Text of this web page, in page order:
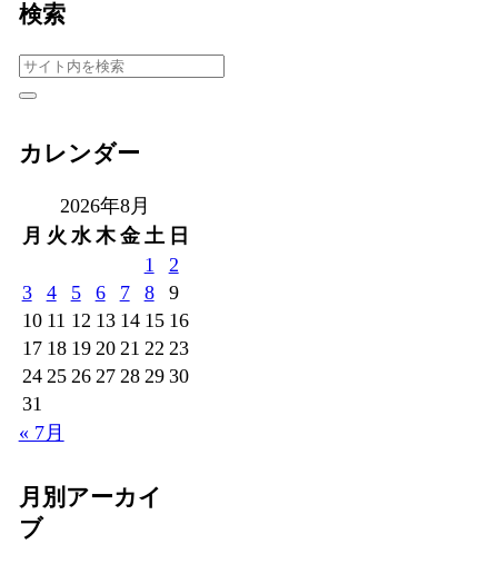
検索
カレンダー
2026年8月
月 火 水 木 金 土 日
1
2
3
4 5 6 7 8
9
10 11 12 13 14 15 16
17 18 19 20 21 22 23
24 25 26 27 28 29 30
31
« 7月
月別アーカイ
ブ